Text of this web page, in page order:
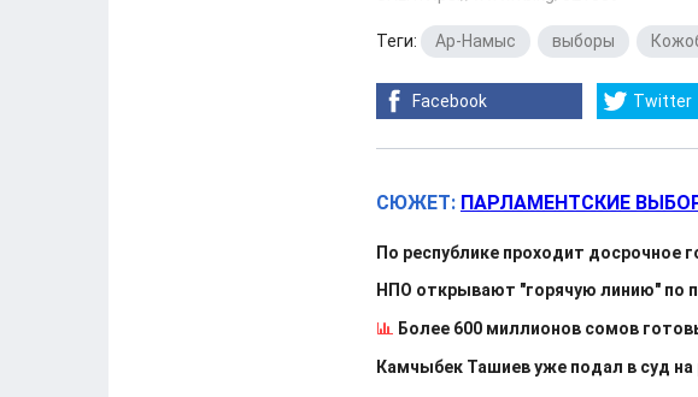
Теги: Ар-Намыс выборы
Facebook Twitter
СЮЖЕТ: ПАРЛАМЕНТСКИЕ
По республике проходит досрочное
НПО открывают "горячую линию" по
Более 600 миллионов сомов
Камчыбек Ташиев уже подал в суд